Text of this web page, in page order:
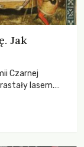
Jak
Czarnej
lasem.